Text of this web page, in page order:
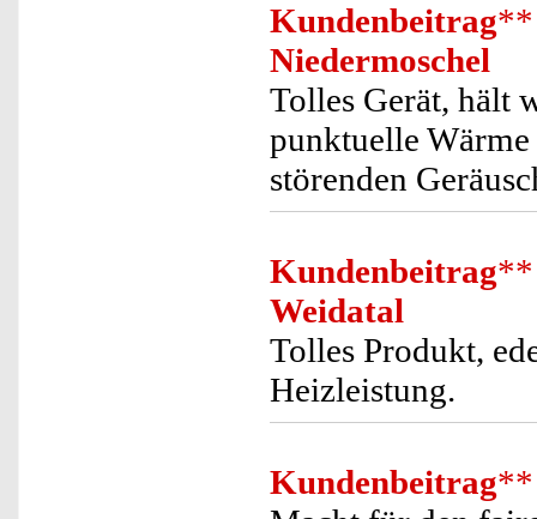
Kundenbeitrag**
Niedermoschel
Tolles Gerät, hält
punktuelle
störenden
Kundenbeitrag**
Weidatal
Tolles Produkt,
Heizleistung.
Kundenbeitrag**